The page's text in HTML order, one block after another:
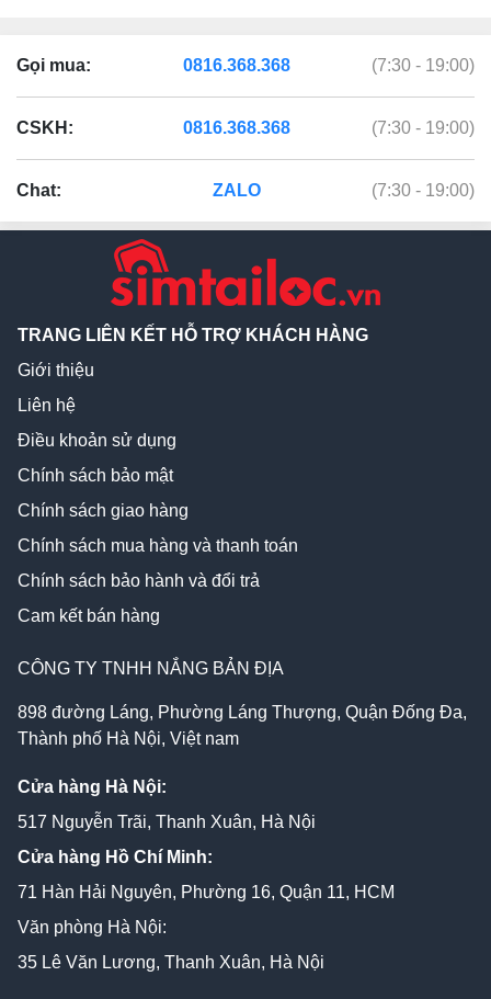
Gọi mua: 0816.368.368 (7:30 - 19:00)
CSKH: 0816.368.368 (7:30 - 19:00)
Chat: ZALO (7:30 - 19:00)
CÔNG TY TNHH NẮNG BẢN ĐỊA
898 đường Láng, Phường Láng Thượng, Quận Đống Đa,
Thành phố Hà Nội, Việt nam
Cửa hàng Hà Nội:
517 Nguyễn Trãi, Thanh Xuân, Hà Nội
Cửa hàng Hồ Chí Minh:
71 Hàn Hải Nguyên, Phường 16, Quận 11, HCM
Văn phòng Hà Nội:
35 Lê Văn Lương, Thanh Xuân, Hà Nội
TRANG LIÊN KẾT HỖ TRỢ KHÁCH HÀNG
Giới thiệu
Liên hệ
Điều khoản sử dụng
Chính sách bảo mật
Chính sách giao hàng
Chính sách mua hàng và thanh toán
Chính sách bảo hành và đổi trả
Cam kết bán hàng